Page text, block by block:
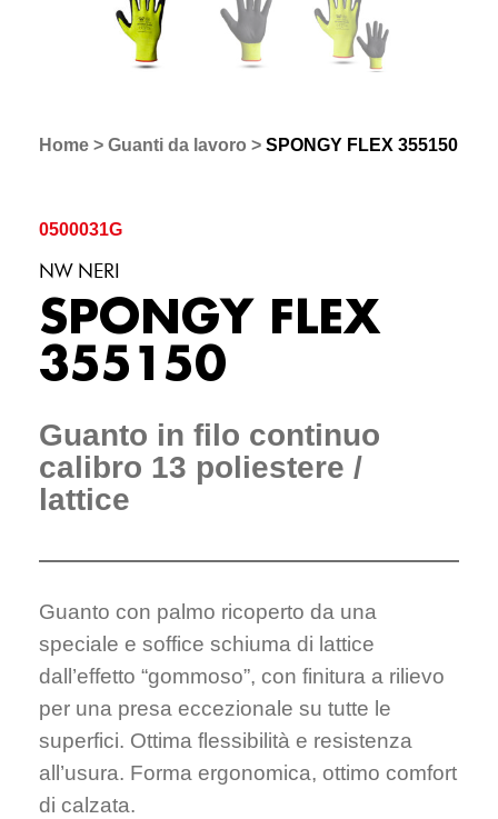
Home > Guanti da lavoro > SPONGY FLEX 355150
0500031G
NW NERI
SPONGY FLEX
355150
Guanto in filo continuo
calibro 13 poliestere /
lattice
Guanto con palmo ricoperto da una
speciale e soffice schiuma di lattice
dall’effetto “gommoso”, con finitura a rilievo
per una presa eccezionale su tutte le
superfici. Ottima flessibilità e resistenza
all’usura. Forma ergonomica, ottimo comfort
di calzata.